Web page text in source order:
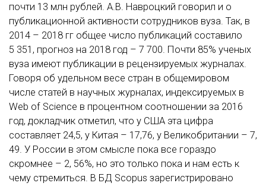
почти 13 млн рублей. А.В. Навроцкий говорил и о
публикационной активности сотрудников вуза. Так, в
2014 – 2018 гг общее число публикаций составило
5 351, прогноз на 2018 год – 7 700. Почти 85% ученых
вуза имеют публикации в рецензируемых журналах.
Говоря об удельном весе стран в общемировом
числе статей в научных журналах, индексируемых в
Web of Science в процентном соотношении за 2016
год, докладчик отметил, что у США эта цифра
составляет 24,5, у Китая – 17,76, у Великобритании – 7,
49. У России в этом смысле пока все гораздо
скромнее – 2, 56%, но это только пока и нам есть к
чему стремиться. В БД Scopus зарегистрировано